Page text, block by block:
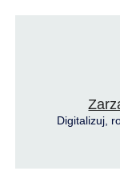
Digitalizuj,